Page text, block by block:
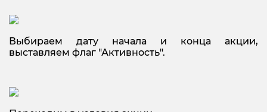
Выбираем дату начала и конца акции,
выставляем флаг "Активность".